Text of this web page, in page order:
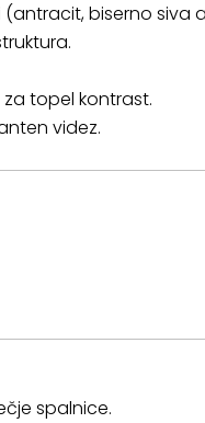
biserno siva
za topel kontrast.
videz.
spalnice.